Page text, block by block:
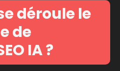
déroule le
de
IA ?